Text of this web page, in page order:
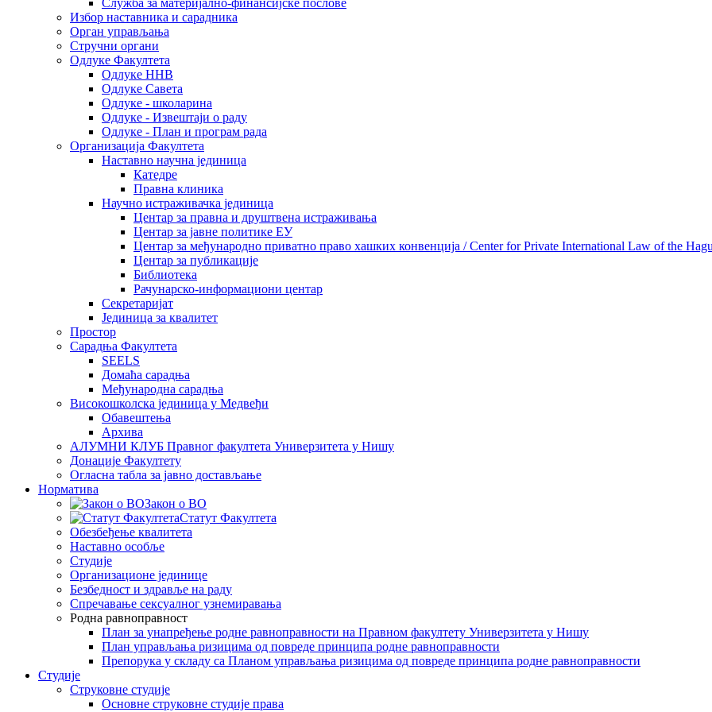
Служба за материјално-финансијске послове
Избор наставника и сарадника
Oрган управљања
Стручни органи
Одлуке Факултета
Одлуке ННВ
Одлуке Савета
Одлуке - школарина
Одлуке - Извештаји о раду
Одлуке - План и програм рада
Организација Факултета
Наставно научна јединица
Катедре
Правна клиника
Научно истраживачка јединица
Центар за правна и друштвена истраживања
Центар за јавне политике ЕУ
Центар за међународно приватно право хашких конвенција / Center for Private International Law of the
Центар за публикације
Библиотека
Рачунарско-информациони центар
Секретаријат
Јединица за квалитет
Простор
Сарадња Факултета
SEELS
Домаћа сарадња
Међународна сарадња
Високошколска јединица у Медвеђи
Обавештења
Архива
АЛУМНИ КЛУБ Правног факултета Универзитета у Нишу
Донације Факултету
Огласна табла за јавно достављање
Норматива
Закон о ВО
Статут Факултета
Обезбеђење квалитета
Наставно особље
Студије
Организационе јединице
Безбедност и здравље на раду
Спречавање сексуалног узнемиравања
Родна равноправност
План за унапређење родне равноправности на Правном факултету Универзитета у Нишу
План управљања ризицима од повреде принципа родне равноправности
Препорука у складу са Планом управљања ризицима од повреде принципа родне равноправности
Студије
Струковне студије
Основне струковне студије права